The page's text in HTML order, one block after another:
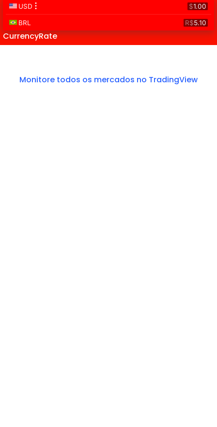
CurrencyRate
Monitore todos os mercados no TradingView